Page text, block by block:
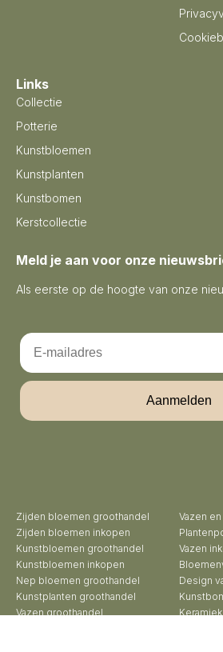
Links
Collectie
Potterie
Kunstbloemen
Kunstplanten
Kunstbomen
Kerstcollectie
Meld je aan voor onze
Als eerste op de hoogte van onze
Email
Aanmelden
Zijden bloemen groothandel
Zijden bloemen inkopen
Kunstbloemen groothandel
Kunstbloemen inkopen
Nep bloemen groothandel
Kunstplanten groothandel
Vazen groothandel
Vazen
Vazen
Design